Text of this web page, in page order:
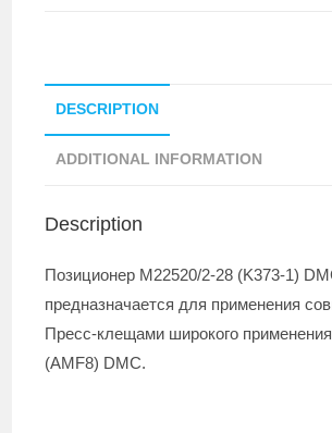
DESCRIPTION
ADDITIONAL INFORMATION
Description
Позиционер M22520/2-28 (K373-1)
предназначается для применения
Пресс-клещами широкого
(AMF8) DMC.